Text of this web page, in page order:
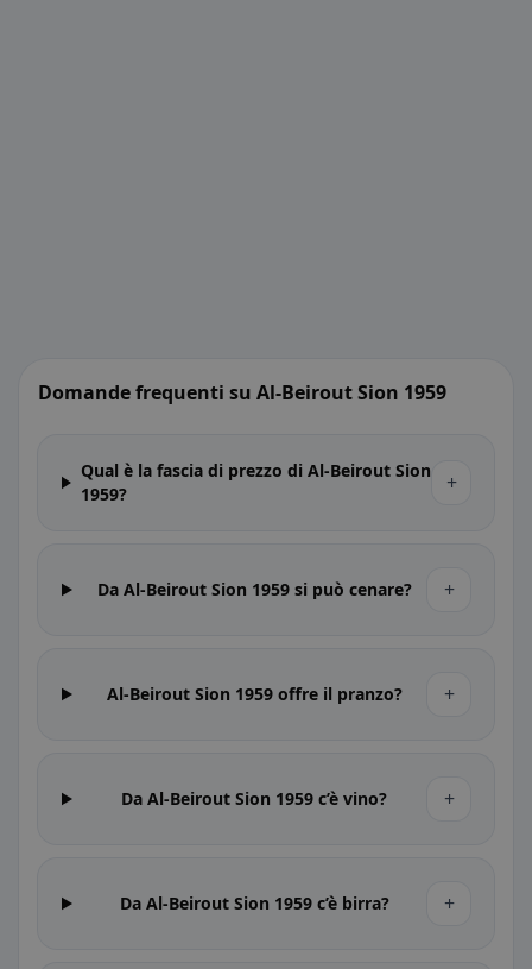
Domande frequenti su Al-Beirout Sion 1959
Qual è la fascia di prezzo di Al-Beirout Sion
1959?
+
Da Al-Beirout Sion 1959 si può cenare? +
Al-Beirout Sion 1959 offre il pranzo? +
Da Al-Beirout Sion 1959 c’è vino? +
Da Al-Beirout Sion 1959 c’è birra? +